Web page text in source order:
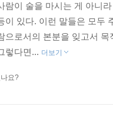
기서 딜레마에 직면한다.
을 높이는 데 이용될 수
한 사회적 논의가 필요한
의 개인정보보호규정
람이 술을 마시는 게 아니
이 있다. 이런 말들은 모두
으로서의 본분을 잊고서
렇다면... 더보기
요?